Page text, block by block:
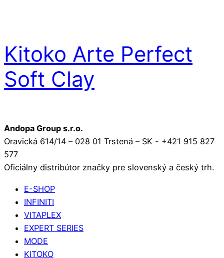
Kitoko Arte Perfect
Soft Clay
Andopa Group s.r.o.
Oravická 614/14 – 028 01 Trstená – SK - +421 915 827
577
Oficiálny distribútor značky pre slovenský a český trh.
E-SHOP
INFINITI
VITAPLEX
EXPERT SERIES
MODE
KITOKO